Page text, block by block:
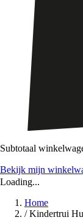
Subtotaal
Bekijk mijn
Loading...
Home
/ Kindertrui